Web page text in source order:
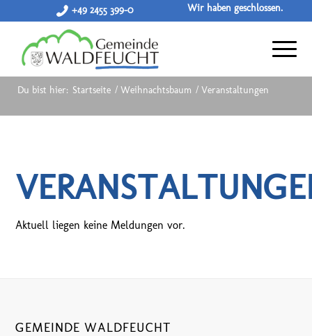
+49 2455 399-0 Wir haben geschlossen.
Du bist hier: Startseite / Weihnachtsbaum / Veranstaltungen
Aktuell liegen keine Meldungen vor.
GEMEINDE WALDFEUCHT